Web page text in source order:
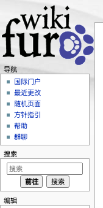
导航
国际门户
最近更改
随机页面
方针指引
帮助
群聊
搜索
编辑